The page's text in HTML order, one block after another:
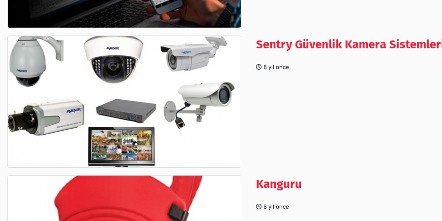
Sentry Güvenlik Kamera
8 yıl önce
Kanguru
8 yıl önce